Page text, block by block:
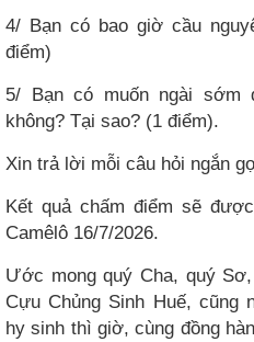
4/ Bạn có bao giờ cầu
điểm)
5/ Bạn có muốn ngài sớm
không? Tại sao? (1 điểm).
Xin trả lời mỗi câu hỏi ngắn
Kết quả chấm điểm sẽ
Camêlô 16/7/2026.
Ước mong quý Cha, quý
Cựu Chủng Sinh Huế, cũng
hy sinh thì giờ, cùng đồng